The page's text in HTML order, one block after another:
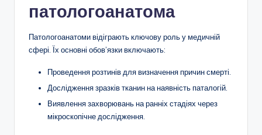
патологоанатома
Патологоанатоми відіграють ключову роль у медичній
сфері. Їх основні обов’язки включають:
Проведення розтинів для визначення причин смерті.
Дослідження зразків тканин на наявність паталогій.
Виявлення захворювань на ранніх стадіях через
мікроскопічне дослідження.